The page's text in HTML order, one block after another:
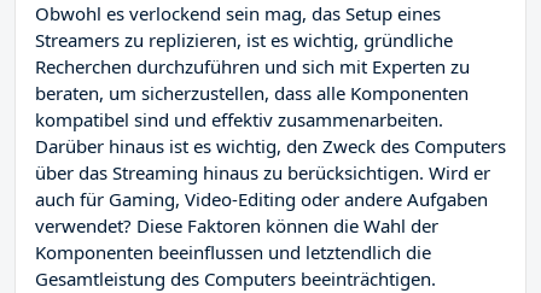
Obwohl es verlockend sein mag, das Setup eines
Streamers zu replizieren, ist es wichtig, gründliche
Recherchen durchzuführen und sich mit Experten zu
beraten, um sicherzustellen, dass alle Komponenten
kompatibel sind und effektiv zusammenarbeiten.
Darüber hinaus ist es wichtig, den Zweck des Computers
über das Streaming hinaus zu berücksichtigen. Wird er
auch für Gaming, Video-Editing oder andere Aufgaben
verwendet? Diese Faktoren können die Wahl der
Komponenten beeinflussen und letztendlich die
Gesamtleistung des Computers beeinträchtigen.